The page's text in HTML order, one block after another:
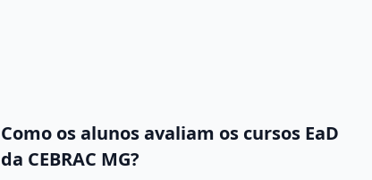
Como os alunos avaliam os cursos EaD
da CEBRAC MG?